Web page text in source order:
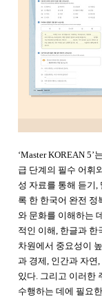
‘Master KOREAN
급 단계의 필수 어휘
성 자료를 통해 듣기,
록 한 한국어 완전 정
와 문화를 이해하는
적인 이해, 한글과 한
차원에서 중요성이
과 경제, 인간과 자연
있다. 그리고 이러한
수행하는 데에 필요